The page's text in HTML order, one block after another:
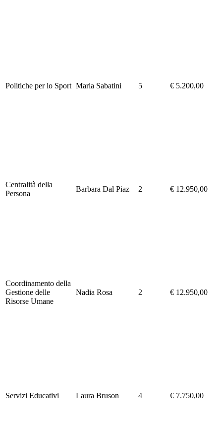
Politiche per lo Sport Maria Sabatini 5 € 5.200,00
Centralità della
Persona
Barbara Dal Piaz 2 € 12.950,00
Coordinamento della
Gestione delle
Risorse Umane
Nadia Rosa 2 € 12.950,00
Servizi Educativi Laura Bruson 4 € 7.750,00